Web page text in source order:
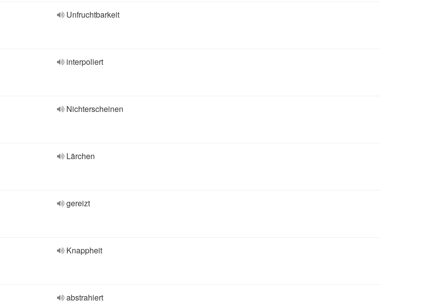
Unfruchtbarkeit
interpoliert
Nichterscheinen
Lärchen
gereizt
Knappheit
abstrahiert